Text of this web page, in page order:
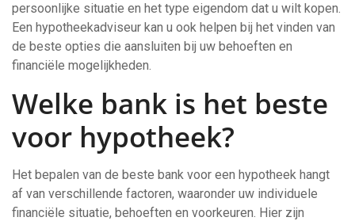
persoonlijke situatie en het type eigendom dat u wilt kopen.
Een hypotheekadviseur kan u ook helpen bij het vinden van
de beste opties die aansluiten bij uw behoeften en
financiële mogelijkheden.
Welke bank is het beste
voor hypotheek?
Het bepalen van de beste bank voor een hypotheek hangt
af van verschillende factoren, waaronder uw individuele
financiële situatie, behoeften en voorkeuren. Hier zijn